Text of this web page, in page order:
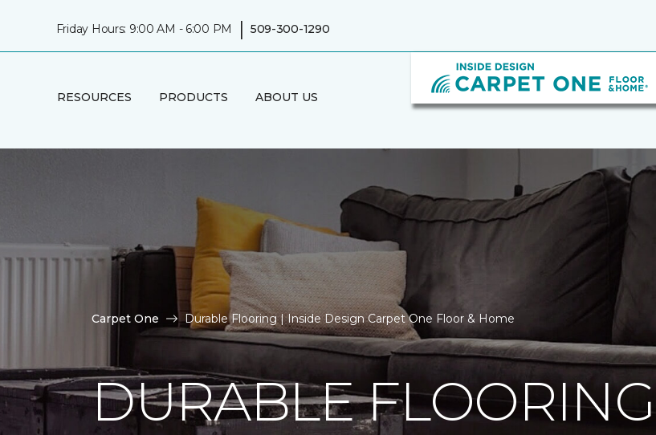
Friday Hours: 9:00 AM - 6:00 PM | 509-300-1290
RESOURCES PRODUCTS ABOUT US
Carpet One Durable Flooring | Inside Design Carpet One Floor & Home
DURABLE FLOORING